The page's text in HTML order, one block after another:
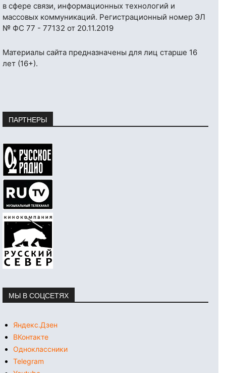
в сфере связи, информационных технологий и
массовых коммуникаций. Регистрационный номер ЭЛ
№ ФС 77 - 77132 от 20.11.2019
Материалы сайта предназначены для лиц старше 16
лет (16+).
ПАРТНЕРЫ
МЫ В СОЦСЕТЯХ
Яндекс.Дзен
ВКонтакте
Одноклассники
Telegram